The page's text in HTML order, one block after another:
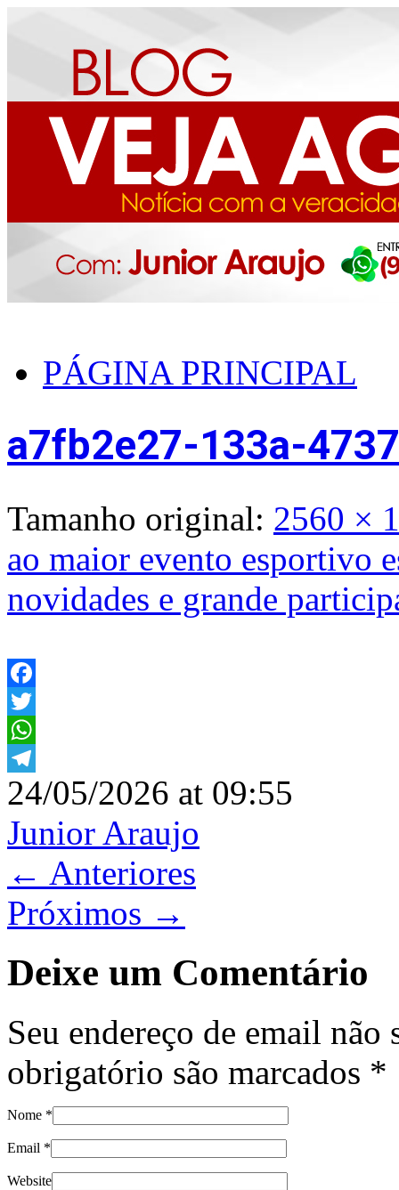
PÁGINA PRINCIPAL
a7fb2e27-133a-
Tamanho original: 2560 ×
ao maior evento esportivo
novidades e grande
Facebook
Twitter
WhatsApp
Telegram
24/05/2026 at 09:55
Junior Araujo
← Anteriores
Próximos →
Deixe um Comentário
Seu endereço de email
obrigatório são marcados *
Nome *
Email *
Website